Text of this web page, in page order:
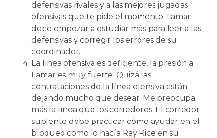
defensivas rivales y a las mejores jugadas
ofensivas que te pide el momento. Lamar
debe empezar a estudiar más para leer a las
defensivas y corregir los errores de su
coordinador.
La línea ofensiva es deficiente, la presión a
Lamar es muy fuerte. Quizá las
contrataciones de la línea ofensiva están
dejando mucho que desear. Me preocupa
más la línea que los corredores. El corredor
suplente debe practicar cómo ayudar en el
bloqueo como lo hacía Ray Rice en su